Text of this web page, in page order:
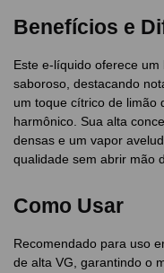
Benefícios e
Este e-líquido oferece
saboroso, destacando
um toque cítrico de limão
harmônico. Sua alta
densas e um vapor
qualidade sem abrir mão
Como Usar
Recomendado para uso
de alta VG, garantindo o